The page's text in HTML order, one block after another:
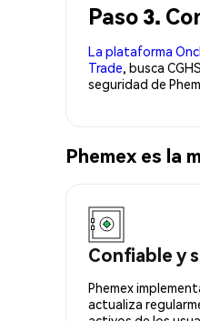
Paso 3.
La plataforma
Trade, busca
seguridad de
Phemex es la
Confiable y
Phemex
actualiza